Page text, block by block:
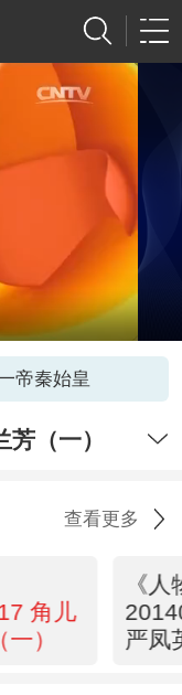
帝秦始皇
（一）
查看更多
角儿
）
《
严凤